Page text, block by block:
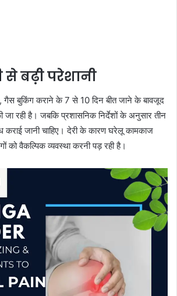
से बढ़ी परेशानी
गैस बुकिंग कराने के 7 से 10 दिन बीत जाने के बावजूद
जा रही है। जबकि प्रशासनिक निर्देशों के अनुसार तीन
कराई जानी चाहिए। देरी के कारण घरेलू कामकाज
को वैकल्पिक व्यवस्था करनी पड़ रही है।